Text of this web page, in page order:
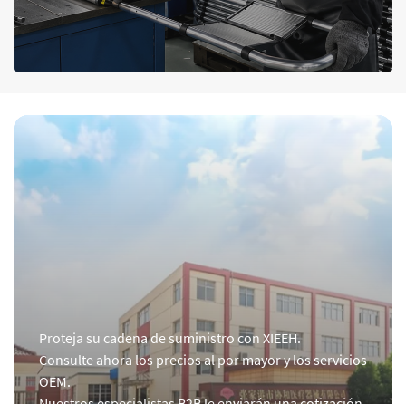
Proteja su cadena de suministro con XIEEH.
Consulte ahora los precios al por mayor y los servicios
OEM.